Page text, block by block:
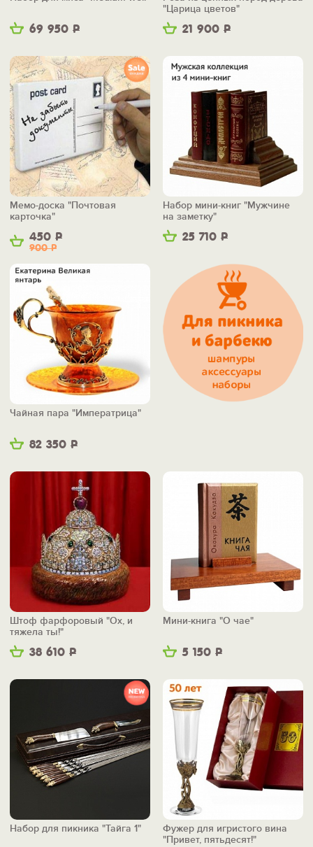
69 950 Р 21 900 Р
"Царица цветов"
450 Р
900Р
Мемо-доска "Почтовая
карточка"
25 710 Р
Набор мини-книг "Мужчине
на заметку"
82 350 Р
Чайная пара "Императрица"
38 610 Р
Штоф фарфоровый "Ох, и
тяжела ты!"
5 150 Р
Мини-книга "О чае"
Набор для пикника "Тайга 1"
Фужер для игристого вина
"Привет, пятьдесят!"